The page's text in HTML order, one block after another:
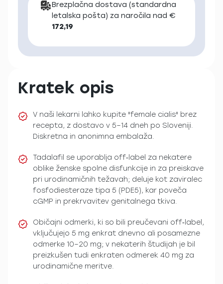
Brezplačna dostava (standardna
letalska pošta) za naročila nad €
172,19
Kratek opis
V naši lekarni lahko kupite "female cialis" brez
recepta, z dostavo v 5–14 dneh po Sloveniji.
Diskretna in anonimna embalaža.
Tadalafil se uporablja off‑label za nekatere
oblike ženske spolne disfunkcije in za preiskave
pri urodinamičnih težavah; deluje kot zaviralec
fosfodiesteraze tipa 5 (PDE5), kar poveča
cGMP in prekrvavitev genitalnega tkiva.
Običajni odmerki, ki so bili preučevani off‑label,
vključujejo 5 mg enkrat dnevno ali posamezne
odmerke 10–20 mg; v nekaterih študijah je bil
preizkušen tudi enkraten odmerek 40 mg za
urodinamične meritve.